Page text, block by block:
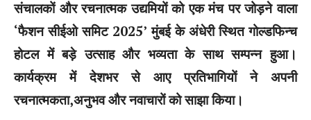
संचालकों और रचनात्मक उद्यमियों को एक मंच पर जोड़ने वाला
‘फैशन सीईओ समिट 2025’ मुंबई के अंधेरी स्थित गोल्डफिन्च
होटल में बड़े उत्साह और भव्यता के साथ सम्पन्न हुआ।
कार्यक्रम में देशभर से आए प्रतिभागियों ने अपनी
रचनात्मकता,अनुभव और नवाचारों को साझा किया।